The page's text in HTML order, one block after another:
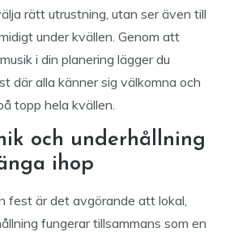
rätt utrustning, utan ser även till
under kvällen. Genom att
i din planering lägger du
där alla känner sig välkomna och
topp hela kvällen.
och underhållning
ihop
fest är det avgörande att lokal,
fungerar tillsammans som en